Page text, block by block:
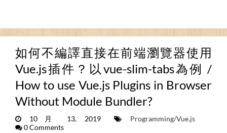
如何不編譯直接在前端瀏覽器使用
Vue.js插件？以vue-slim-tabs為例 /
How to use Vue.js Plugins in Browser
Without Module Bundler?
10月 13, 2019
Programming/Vue.js
0 Comments